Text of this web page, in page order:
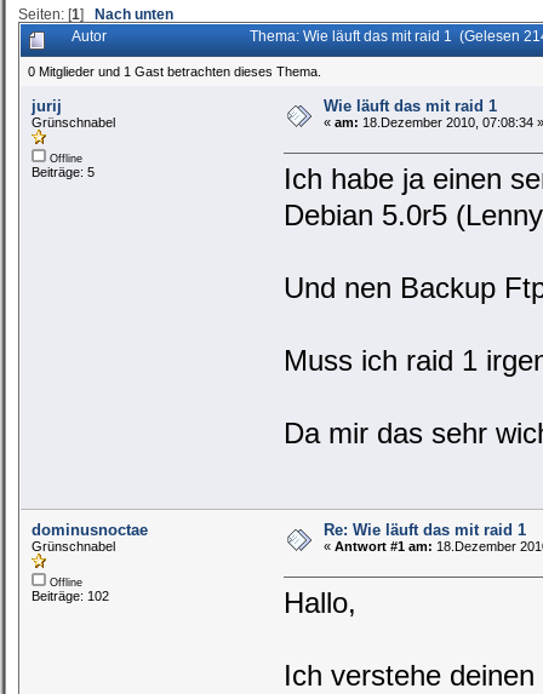
Seiten: [1] Nach unten
Autor Thema: Wie läuft das mit raid 1 (Gelesen
0 Mitglieder und 1 Gast betrachten dieses Thema.
jurij
Grünschnabel
Offline
Beiträge: 5
Wie läuft das mit raid 1
« am: 18.Dezember 2010, 07:08:34 »
Ich habe ja einen
Debian 5.0r5
Und nen Backup
Muss ich raid 1
Da mir das sehr
dominusnoctae
Grünschnabel
Offline
Beiträge: 102
Re: Wie läuft das mit raid 1
« Antwort #1 am: 18.Dezember
Hallo,
Ich verstehe